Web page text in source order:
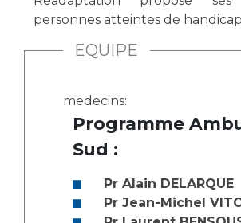
Maternité Hôpital Nord
La Commission Des Usagers (CDU)
Les Comités Locaux des Usagers
Communiqués de presse
Médiathèque
Fournisseurs
Rôles et missions
Liste des marchés conclus
Documents utiles
personnes atteintes de handicap
EQUIPE
medecins:
Programme
Sud :
Pr Alain DELARQUE
Pr Jean-Michel